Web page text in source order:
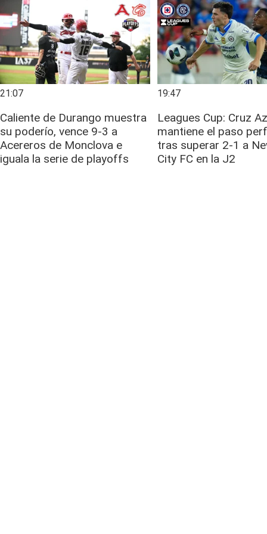
21:07
Caliente de Durango muestra
su poderío, vence 9-3 a
Acereros de Monclova e
iguala la serie de playoffs
19:47
Leagues Cup: Cruz
mantiene el paso
tras superar 2-1 a
City FC en la J2